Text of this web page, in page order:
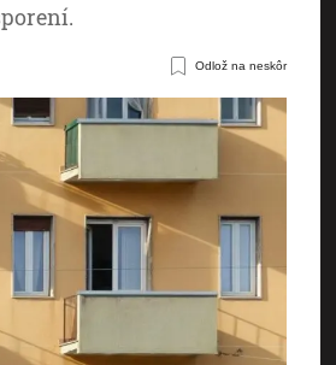
Odlož na neskôr